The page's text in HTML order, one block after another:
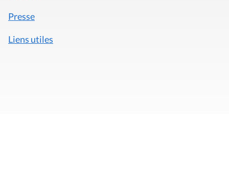
Presse
Liens utiles